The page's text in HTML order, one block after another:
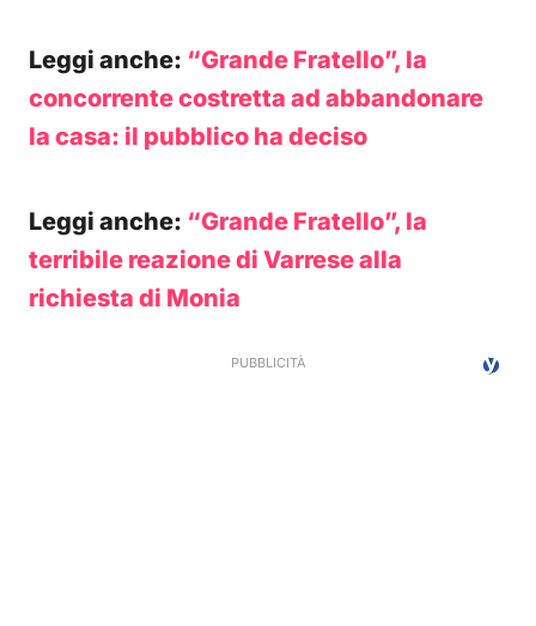
Leggi anche: “Grande Fratello”, la
concorrente costretta ad abbandonare
la casa: il pubblico ha deciso
Leggi anche: “Grande Fratello”, la
terribile reazione di Varrese alla
richiesta di Monia